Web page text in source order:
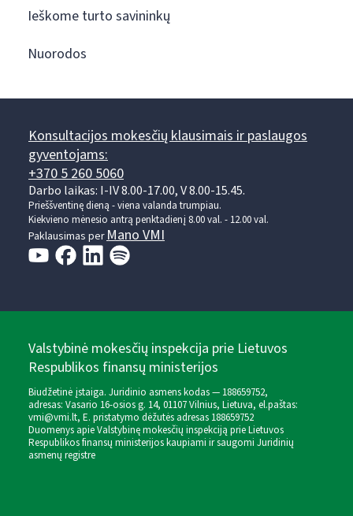
Ieškome turto savininkų
Nuorodos
Konsultacijos mokesčių klausimais ir paslaugos
gyventojams:
+370 5 260 5060
Darbo laikas: I-IV 8.00-17.00, V 8.00-15.45.
Prieššventinę dieną - viena valanda trumpiau.
Kiekvieno mėnesio antrą penktadienį 8.00 val. - 12.00 val.
Paklausimas perMano VMI
Valstybinė mokesčių inspekcija prie Lietuvos
Respublikos finansų ministerijos
Biudžetinė įstaiga. Juridinio asmens kodas — 188659752,
adresas: Vasario 16-osios g. 14, 01107 Vilnius, Lietuva, el.paštas:
vmi@vmi.lt, E. pristatymo dėžutės adresas 188659752
Duomenys apie Valstybinę mokesčių inspekciją prie Lietuvos
Respublikos finansų ministerijos kaupiami ir saugomi Juridinių
asmenų registre